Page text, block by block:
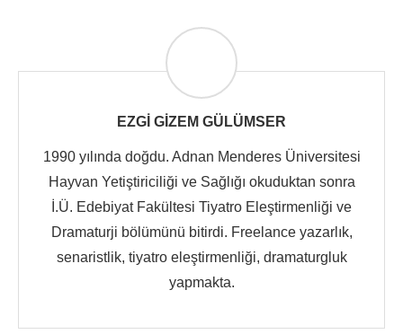
EZGI GIZEM GÜLÜMSER
1990 yılında doğdu. Adnan Menderes Üniversitesi
Hayvan Yetiştiriciliği ve Sağlığı okuduktan sonra
İ.Ü. Edebiyat Fakültesi Tiyatro Eleştirmenliği ve
Dramaturji bölümünü bitirdi. Freelance yazarlık,
senaristlik, tiyatro eleştirmenliği, dramaturgluk
yapmakta.